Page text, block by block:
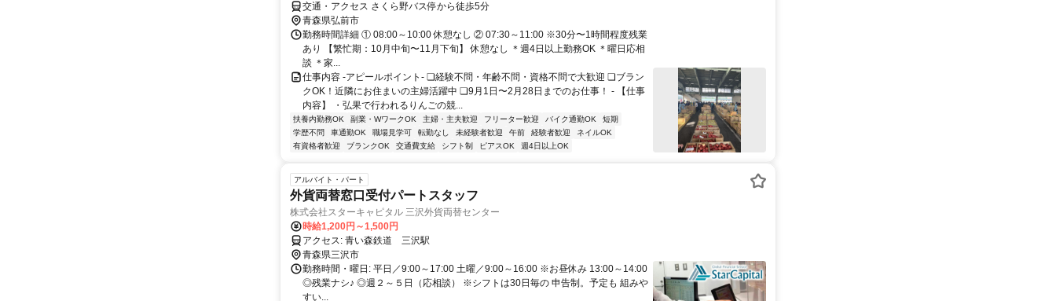
交通・アクセス さくら野バス停から徒歩5分
青森県弘前市
勤務時間詳細 ① 08:00～10:00 休憩なし ② 07:30～11:00 ※30分〜1時間程度残業
あり 【繁忙期：10月中旬〜11月下旬】 休憩なし ＊週4日以上勤務OK ＊曜日応相
談 ＊家...
仕事内容 -アピールポイント- ❏経験不問・年齢不問・資格不問で大歓迎 ❏ブラン
クOK！近隣にお住まいの主婦活躍中 ❏9月1日〜2月28日までのお仕事！ - 【仕事
内容】 ・弘果で行われるりんごの競...
扶養内勤務OK 副業・WワークOK 主婦・主夫歓迎 フリーター歓迎 バイク通勤OK
短期
学歴不問
車通勤OK 職場見学可 転勤なし 未経験者歓迎 午前 経験者歓迎
ネイルOK
有資格者歓迎
ブランクOK 交通費支給 シフト制 ピアスOK 週4日以上OK
アルバイト・パート
外貨両替窓口受付パートスタッフ
株式会社スターキャピタル 三沢外貨両替センター
時給1,200円～1,500円
アクセス: 青い森鉄道 三沢駅
青森県三沢市
勤務時間・曜日: 平日／9:00～17:00 土曜／9:00～16:00 ※お昼休み 13:00～14:00
◎残業ナシ♪ ◎週２～５日（応相談） ※シフトは30日毎の 申告制。予定も 組みや
すい...